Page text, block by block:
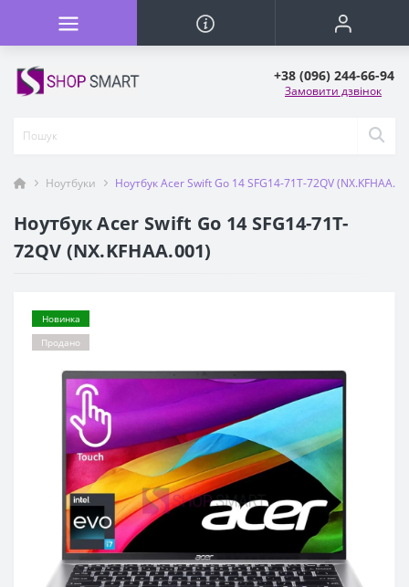
+38 (096) 244-66-94
Замовити дзвінок
Ноутбуки Ноутбук Acer Swift Go 14 SFG14-71T-72QV
Ноутбук Acer Swift Go 14 SFG14-71T-
72QV (NX.KFHAA.001)
Новинка
Продано